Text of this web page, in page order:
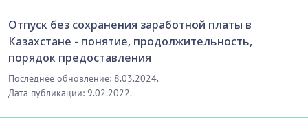
Отпуск без сохранения заработной платы в
Казахстане - понятие, продолжительность,
порядок предоставления
Последнее обновление: 8.03.2024.
Дата публикации: 9.02.2022.